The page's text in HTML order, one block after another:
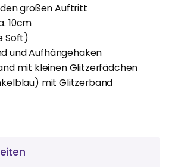
großen Auftritt
10cm
Soft)
und Aufhängehaken
mit kleinen Glitzerfädchen
mit Glitzerband